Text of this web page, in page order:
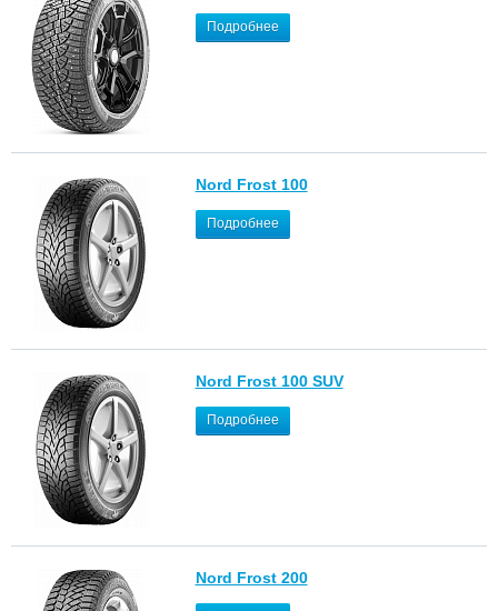
Подробнее
Nord Frost 100
Подробнее
Nord Frost 100 SUV
Подробнее
Nord Frost 200